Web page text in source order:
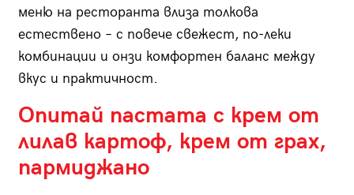
меню на ресторанта влиза толкова
естествено – с повече свежест, по-леки
комбинации и онзи комфортен баланс между
вкус и практичност.
Опитай пастата с крем от
лилав картоф, крем от грах,
пармиджано